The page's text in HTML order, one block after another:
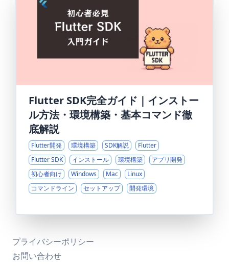
Flutter SDK完全ガイド｜インストー
ル方法・環境構築・基本コマンド徹
底解説
Flutter開発 環境構築 SDK解説
Flutter
Flutter SDK
インストール 環境構築
アプリ開発
初心者向け
Windows Mac
Linux
コマンドライン
セットアップ 開発環境
プライバシーポリシー
お問い合わせ